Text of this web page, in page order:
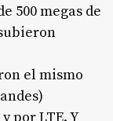
500 megas de
el mismo
por LTE. Y